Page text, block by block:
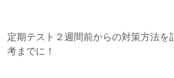
定期テスト２週間前からの対策方法を
考までに！